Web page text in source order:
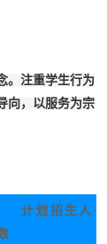
注重学生行为
向，以服务为宗
计划招生人